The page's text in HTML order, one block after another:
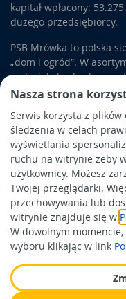
Nasza strona
Serwis korzysta z
śledzenia w celach
wyświetlania
ruchu na witrynie żeby
użytkownicy. Możesz
Twojej przeglądarki.
przechowywania lub
witrynie znajduje się w
W dowolnym
wyboru klikając w link
kapitał wpłacony:
dużego przedsiębiorcy.
PSB Mrówka to polska
„dom i ogród”. W
materiały budowlane,
wyposażenie łazienek i
artykuły związane z
Obowiązek informacyjny
Polityka prywatności
Polityka Cookies
Odbiór zużytego sprzętu
Wspierają nas: